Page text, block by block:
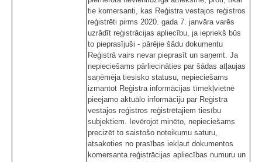
tie komersanti, kas Reģistra vestajos reģistros
reģistrēti pirms 2020. gada 7. janvāra varēs
uzrādīt reģistrācijas apliecību, ja iepriekš būs
to pieprasījuši - pārējie šādu dokumentu
Reģistrā vairs nevar pieprasīt un saņemt. Ja
nepieciešams pārliecināties par šādas atļaujas
saņēmēja tiesisko statusu, nepieciešams
izmantot Reģistra informācijas tīmekļvietnē
pieejamo aktuālo informāciju par Reģistra
vestajos reģistros reģistrētajiem tiesību
subjektiem. Ievērojot minēto, nepieciešams
precizēt to saistošo noteikumu saturu,
atsakoties no prasības iekļaut dokumentos
komersanta reģistrācijas apliecības numuru un